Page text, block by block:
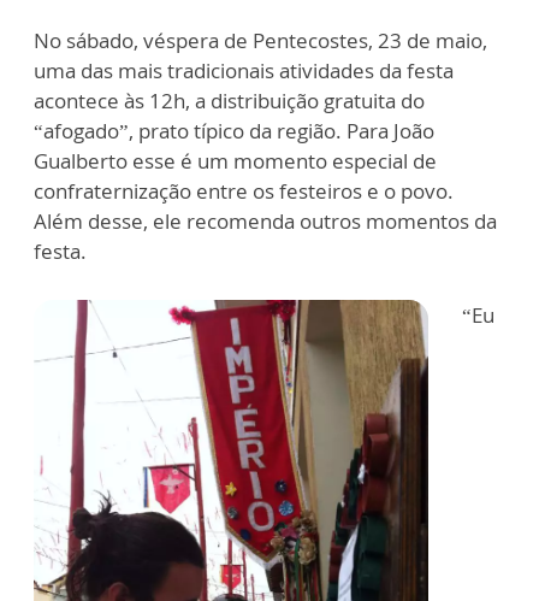
No sábado, véspera de Pentecostes, 23 de maio,
uma das mais tradicionais atividades da festa
acontece às 12h, a distribuição gratuita do
“afogado”, prato típico da região. Para João
Gualberto esse é um momento especial de
confraternização entre os festeiros e o povo.
Além desse, ele recomenda outros momentos da
festa.
“Eu